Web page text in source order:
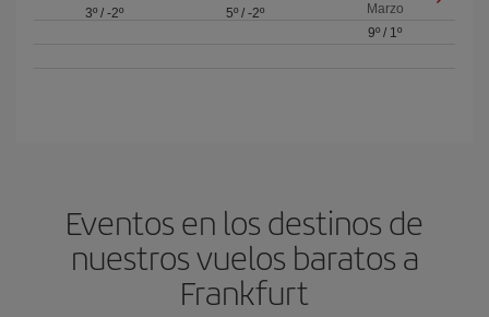
3º/ -2º
5º/ -2º
Marzo
9º / 1º
Eventos en los destinos de
nuestros vuelos baratos a
Frankfurt